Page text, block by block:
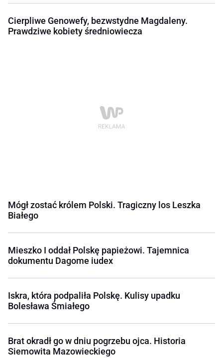
Cierpliwe Genowefy, bezwstydne Magdaleny.
Prawdziwe kobiety średniowiecza
Mógł zostać królem Polski. Tragiczny los Leszka
Białego
Mieszko I oddał Polskę papieżowi. Tajemnica
dokumentu Dagome iudex
Iskra, która podpaliła Polskę. Kulisy upadku
Bolesława Śmiałego
Brat okradł go w dniu pogrzebu ojca. Historia
Siemowita Mazowieckiego